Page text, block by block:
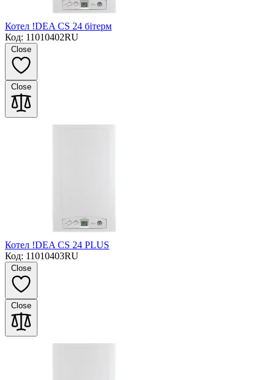
Котел !DEA CS 24 бітерм
Код: 11010402RU
Close
Close
Котел !DEA CS 24 PLUS
Код: 11010403RU
Close
Close